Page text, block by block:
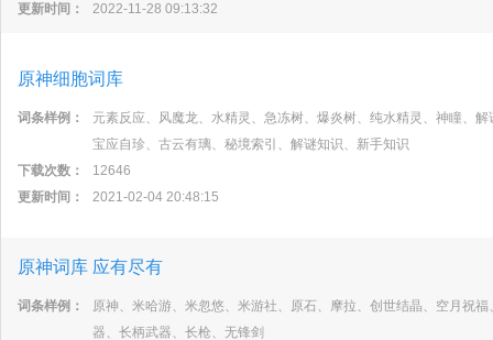
更新时间：
2022-11-28 09:13:32
原神细胞词库
词条样例：
元素反应、风魔龙、水精灵、急冻树、爆炎树、纯水精灵、神瞳、
宝应自珍、古云有璃、秘境索引、解谜知识、新手知识
下载次数：
12646
更新时间：
2021-02-04 20:48:15
原神词库 应有尽有
词条样例：
原神、米哈游、米忽悠、米游社、原石、摩拉、创世结晶、空月祝
器、长柄武器、长枪、无锋剑